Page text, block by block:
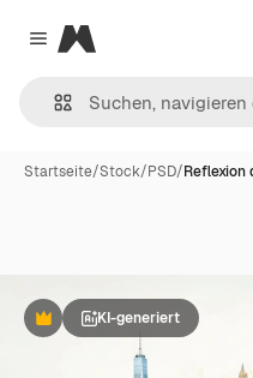
Close menu
Magnific
Startseite/Stock/PSD/Reflexion
PremiumKI-generiert